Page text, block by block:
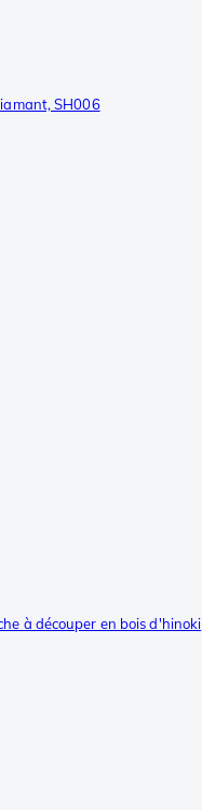
SH006
à découper en bois d'hinoki